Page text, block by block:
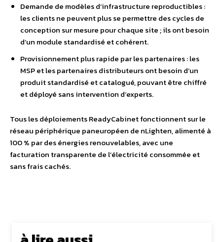
Demande de modèles d’infrastructure reproductibles :
les clients ne peuvent plus se permettre des cycles de
conception sur mesure pour chaque site ; ils ont besoin
d’un module standardisé et cohérent.
Provisionnement plus rapide par les partenaires : les
MSP et les partenaires distributeurs ont besoin d’un
produit standardisé et catalogué, pouvant être chiffré
et déployé sans intervention d’experts.
Tous les déploiements ReadyCabinet fonctionnent sur le
réseau périphérique paneuropéen de nLighten, alimenté à
100 % par des énergies renouvelables, avec une
facturation transparente de l’électricité consommée et
sans frais cachés.